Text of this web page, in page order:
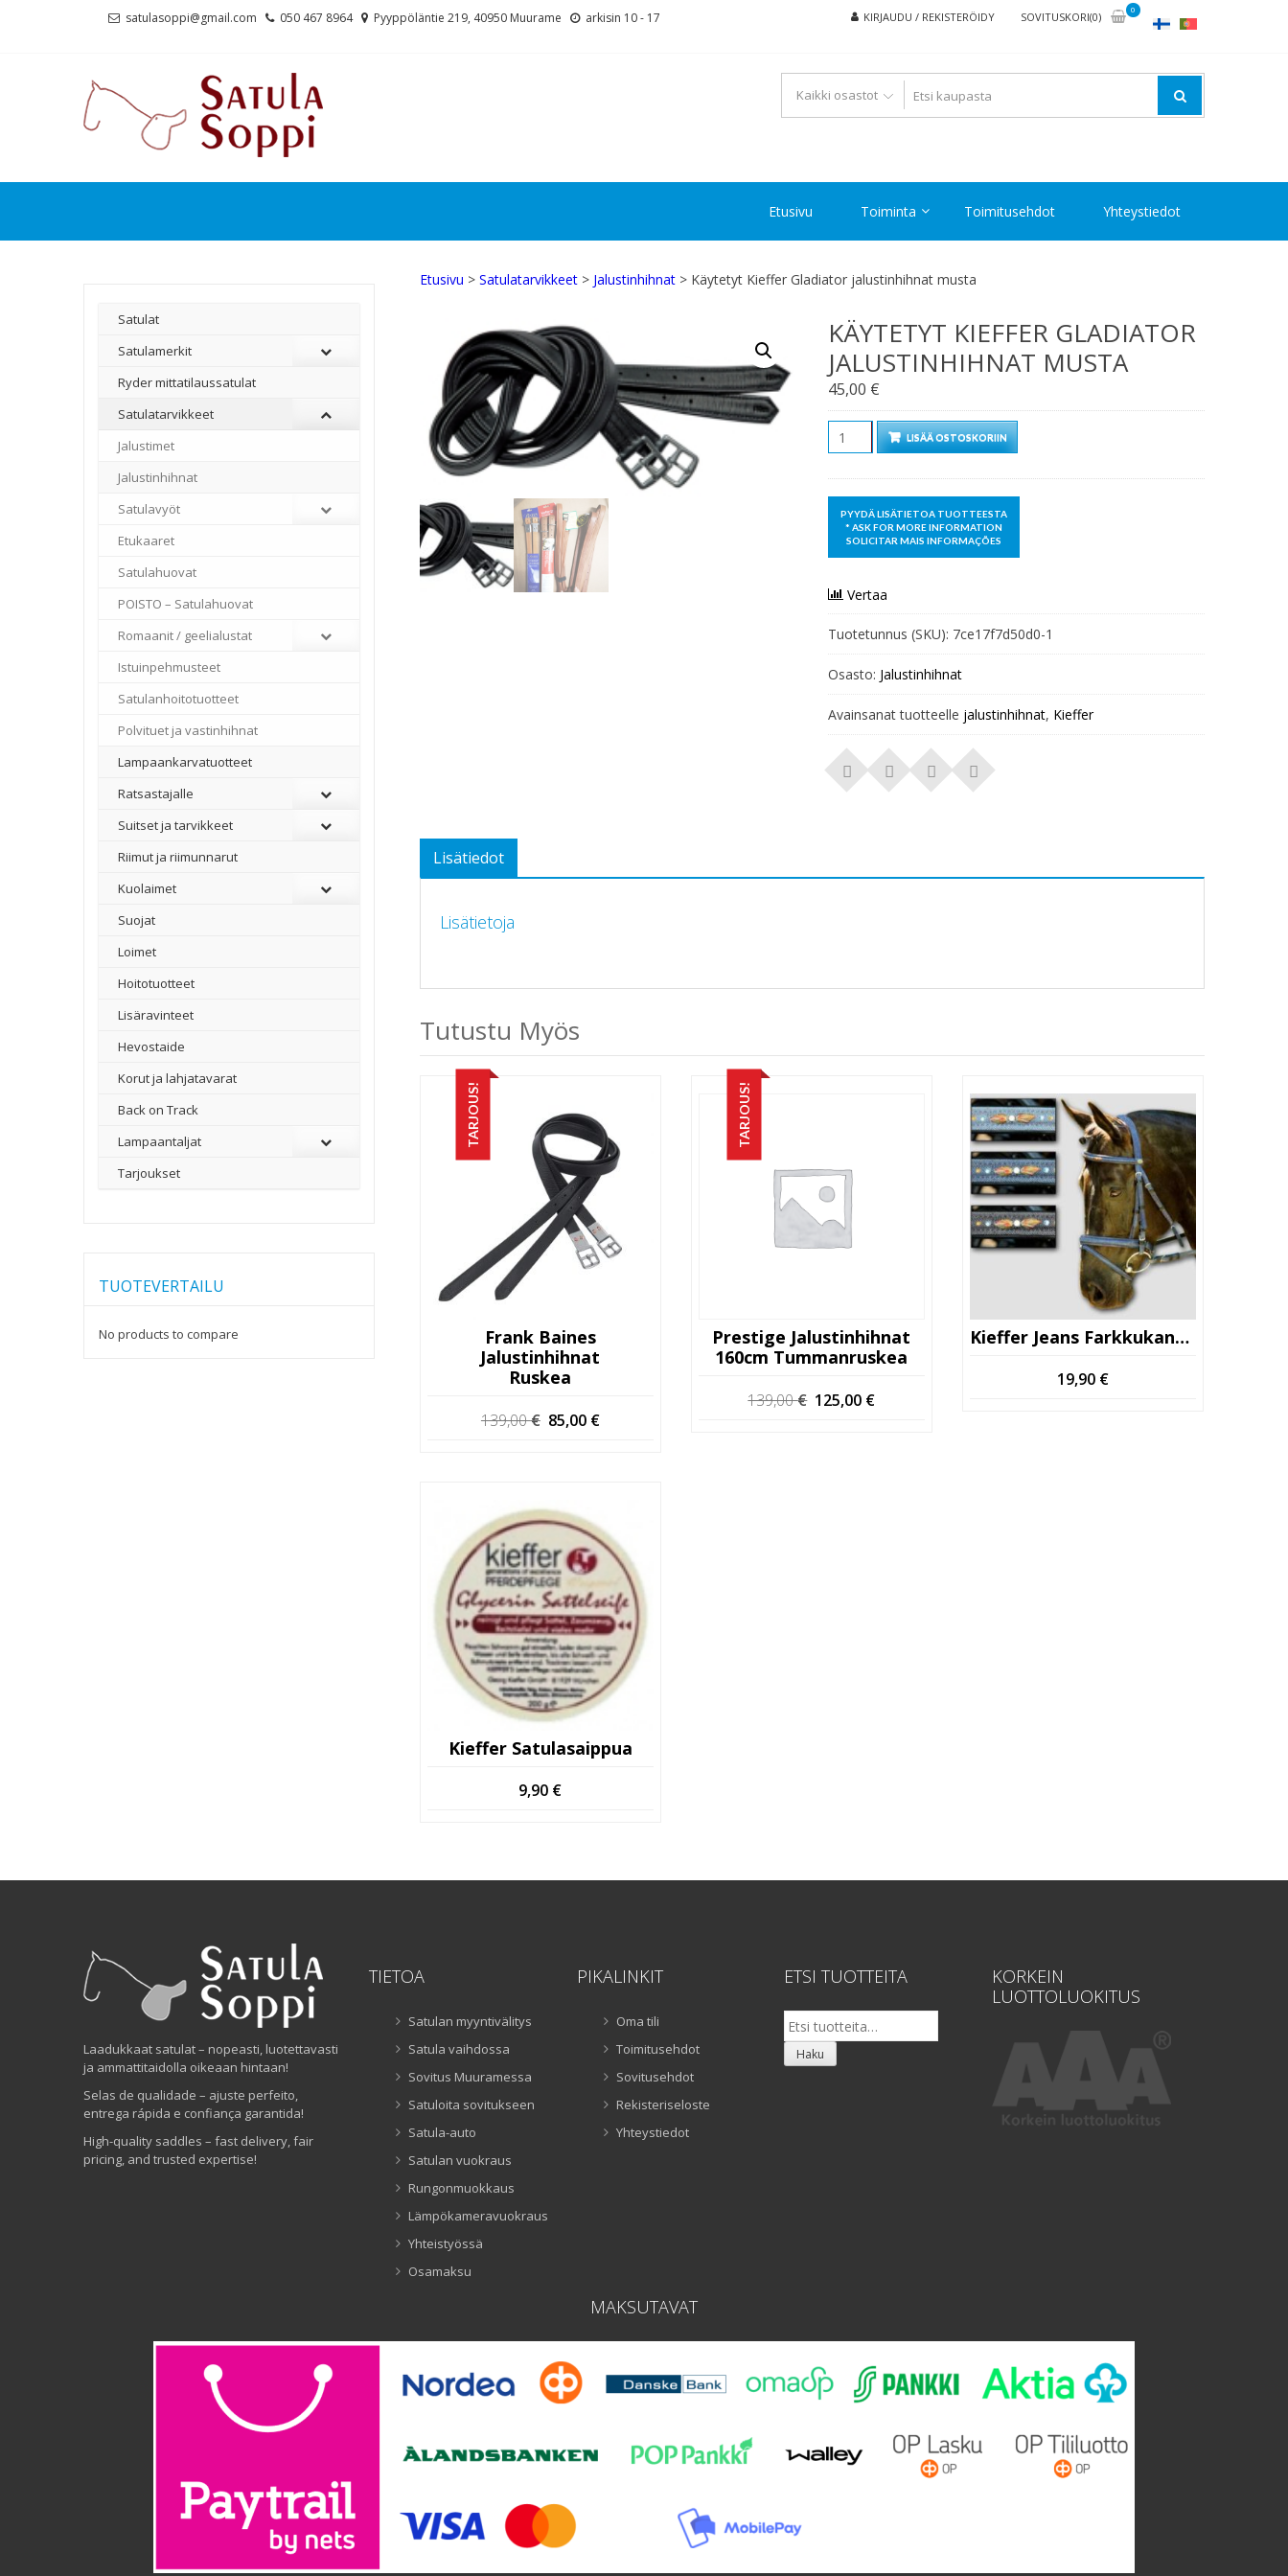
satulasoppi@gmail.com 050 467 8964 Pyyppöläntie 219, 40950 Muurame arkisin 10 - 17 KIRJAUDU / REKISTERÖIDY SOVITUSKORI(0)
0
Etusivu Toiminta Toimitusehdot Yhteystiedot
Etusivu > Satulatarvikkeet > Jalustinhihnat > Käytetyt Kieffer Gladiator jalustinhihnat musta
KÄYTETYT KIEFFER GLADIATOR
JALUSTINHIHNAT MUSTA
45,00 €
Määrä LISÄÄ OSTOSKORIIN
Vertaa
Tuotetunnus (SKU): 7ce17f7d50d0-1
Osasto: Jalustinhihnat
Avainsanat tuotteelle jalustinhihnat, Kieffer
Lisätiedot
Lisätietoja
Tutustu Myös
TARJOUS!
Frank Baines
Jalustinhihnat
Ruskea
139,00€ Alkuperäinen
85,00 €
TARJOUS!
Prestige Jalustinhihnat
160cm Tummanruskea
139,00€ Alkuperäinen
125,00 €
Kieffer Jeans Farkkukangasohjat
19,90 €
Kieffer Satulasaippua
9,90 €
Satulat
Satulamerkit
Ryder mittatilaussatulat
Satulatarvikkeet
–
Jalustimet
Jalustinhihnat
Satulavyöt
Etukaaret
Satulahuovat
POISTO – Satulahuovat
Romaanit / geelialustat
Istuinpehmusteet
Satulanhoitotuotteet
Polvituet ja vastinhihnat
Lampaankarvatuotteet
Ratsastajalle
Suitset ja tarvikkeet
Riimut ja riimunnarut
Kuolaimet
Suojat
Loimet
Hoitotuotteet
Lisäravinteet
Hevostaide
Korut ja lahjatavarat
Back on Track
Lampaantaljat
Tarjoukset
TUOTEVERTAILU
No products to compare
Laadukkaat satulat – nopeasti, luotettavasti
ja ammattitaidolla oikeaan hintaan!
Selas de qualidade – ajuste perfeito,
entrega rápida e confiança garantida!
High-quality saddles – fast delivery, fair
pricing, and trusted expertise!
TIETOA
Satulan myyntivälitys
Satula vaihdossa
Sovitus Muuramessa
Satuloita sovitukseen
Satula-auto
Satulan vuokraus
Rungonmuokkaus
Lämpökameravuokraus
Yhteistyössä
Osamaksu
PIKALINKIT
Oma tili
Toimitusehdot
Sovitusehdot
Rekisteriseloste
Yhteystiedot
ETSI TUOTTEITA
Etsi:
Haku
KORKEIN
LUOTTOLUOKITUS
MAKSUTAVAT